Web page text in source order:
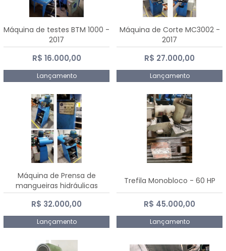
Máquina de testes BTM 1000 -
2017
R$ 16.000,00
Lançamento
Máquina de Corte MC3002 -
2017
R$ 27.000,00
Lançamento
Máquina de Prensa de
mangueiras hidráulicas
PE50TF - 2017
R$ 32.000,00
Lançamento
Trefila Monobloco - 60 HP
R$ 45.000,00
Lançamento